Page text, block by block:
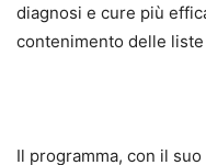
diagnosi e cure più
contenimento delle liste
Il programma, con il